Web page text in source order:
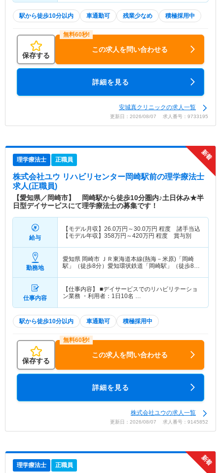
駅から徒歩10分以内 車通勤可 残業少なめ 積極採用中
保存する
この求人を問い合わせる
詳細を見る
安城真クリニックの求人一覧
更新日：2026/08/07 求人番号：9733195
理学療法士 正職員
株式会社ユウ リハビリセンター岡崎駅前の理学療法士
求人(正職員)
【愛知県／岡崎市】 岡崎駅から徒歩10分圏内♪土日休み★半
日型デイサービスにて理学療法士の募集です！
給与
【モデル月収】 26.0万円～30.0万円 程度 諸手当込
【モデル年収】 358万円～420万円 程度 賞与別
勤務地
愛知県 岡崎市 ＪＲ東海道本線(熱海－米原)「岡崎
駅」（徒歩8分）愛知環状鉄道「岡崎駅」（徒歩8
仕事内容
【仕事内容】 ■デイサービスでのリハビリテーショ
ン業務 ・利用者：1日10名 …
駅から徒歩10分以内 車通勤可 積極採用中
保存する
この求人を問い合わせる
詳細を見る
株式会社ユウの求人一覧
更新日：2026/08/07 求人番号：9145852
理学療法士 正職員